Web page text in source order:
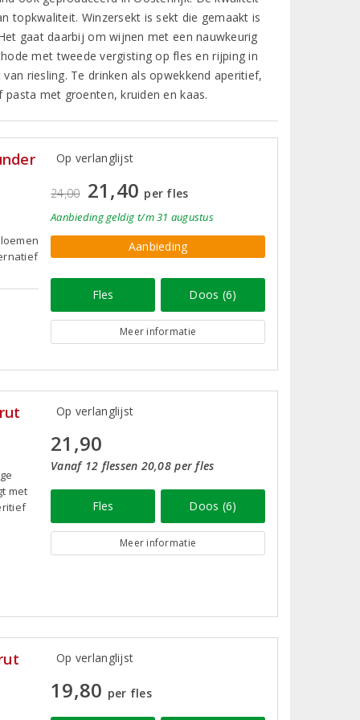
topkwaliteit. Winzersekt is sekt die gemaakt is
gaat daarbij om wijnen met een nauwkeurig
met tweede vergisting op fles en rijping in
riesling. Te drinken als opwekkend aperitief,
met groenten, kruiden en kaas.
Op verlanglijst
24,00 21,40 per fles
Aanbiedinggeldig t/m 31 augustus
Aanbieding
Fles Doos (6)
Meer informatie
met
Op verlanglijst
21,90
Vanaf 12 flessen 20,08 per fles
Fles Doos (6)
Meer informatie
Op verlanglijst
19,80 per fles